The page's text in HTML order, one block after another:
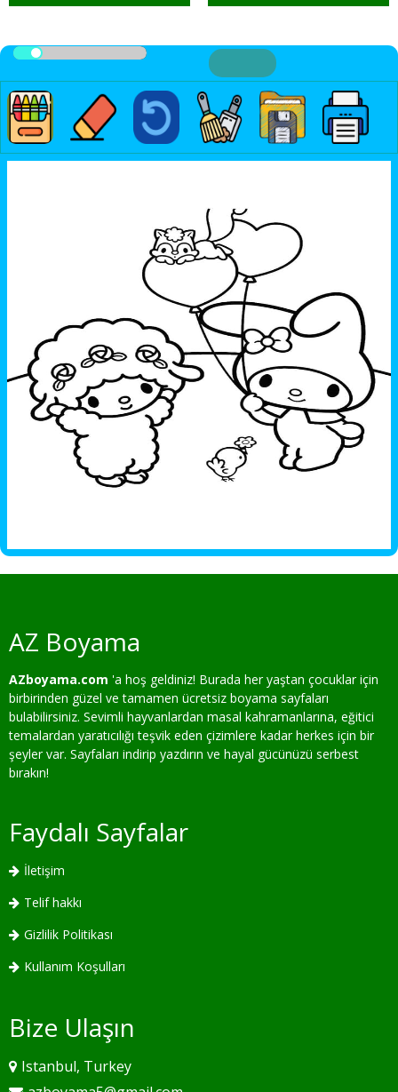
AZ Boyama
AZboyama.com 'a hoş geldiniz! Burada her yaştan çocuklar için
birbirinden güzel ve tamamen ücretsiz boyama sayfaları
bulabilirsiniz. Sevimli hayvanlardan masal kahramanlarına, eğitici
temalardan yaratıcılığı teşvik eden çizimlere kadar herkes için bir
şeyler var. Sayfaları indirip yazdırın ve hayal gücünüzü serbest
bırakın!
Faydalı Sayfalar
İletişim
Telif hakkı
Gizlilik Politikası
Kullanım Koşulları
Bize Ulaşın
Istanbul, Turkey